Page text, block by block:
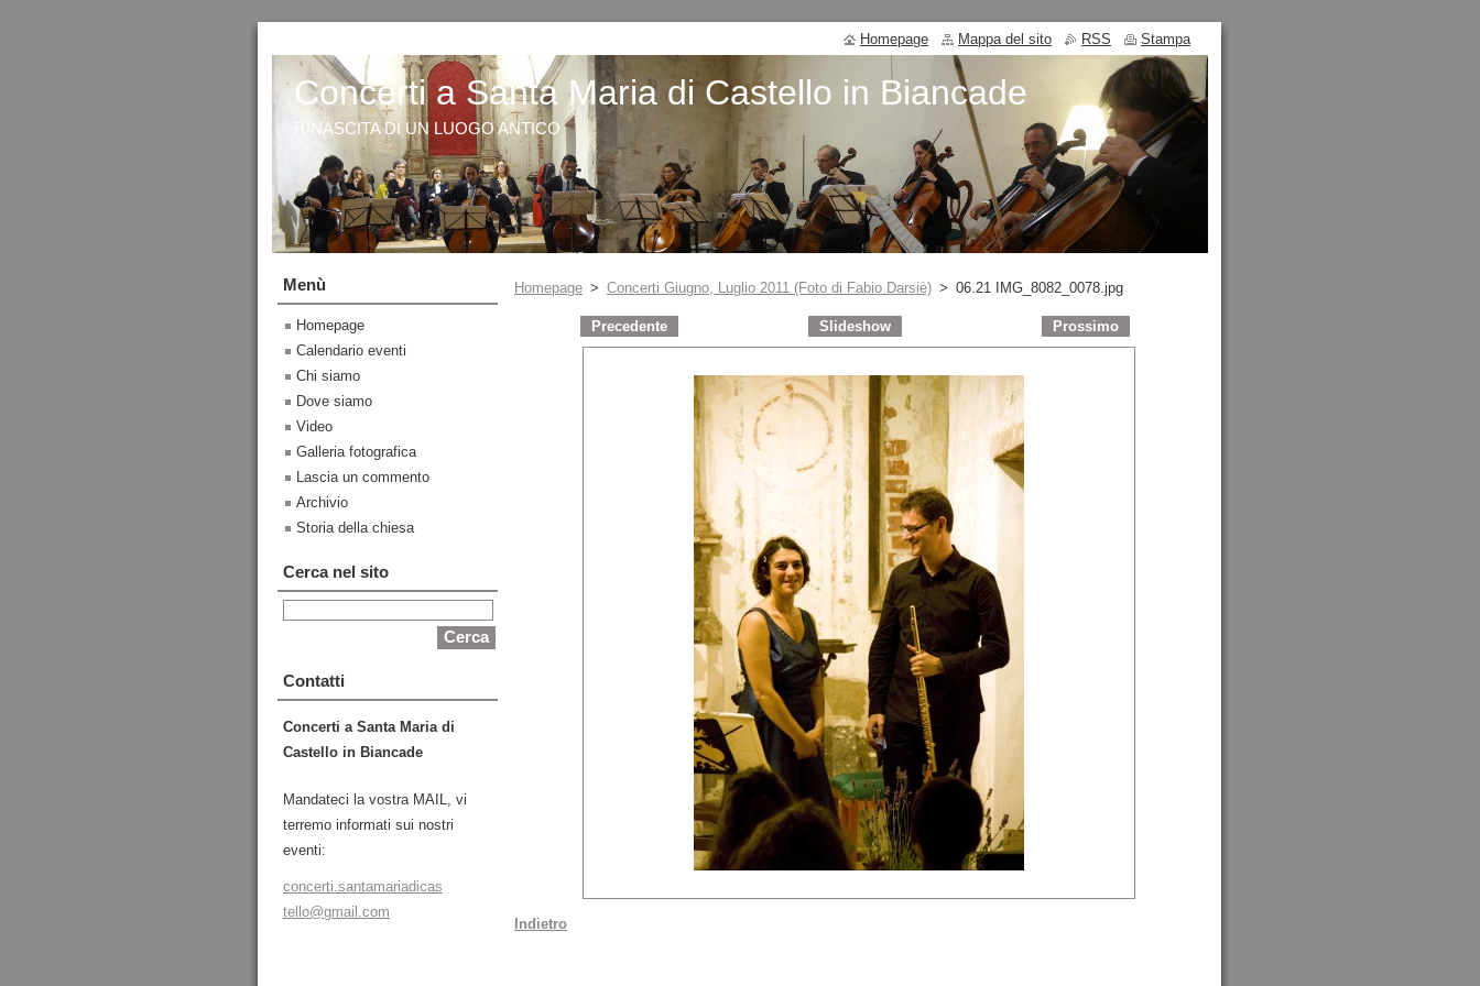
Concerti a Santa Maria di Castello in Biancade
RINASCITA DI UN LUOGO ANTICO
Homepage > Concerti Giugno, Luglio 2011 (Foto di Fabio Darsiè) > 06.21 IMG_8082_0078.jpg
Precedente Slideshow Prossimo
Indietro
Menù
Homepage
Calendario eventi
Chi siamo
Dove siamo
Video
Galleria fotografica
Lascia un commento
Archivio
Storia della chiesa
Cerca nel sito
Contatti
Concerti a Santa Maria di
Castello in Biancade
Mandateci la vostra MAIL, vi
terremo informati sui nostri
eventi:
concerti.santamariadicas
tello@gmail.com
Homepage Mappa del sito RSS Stampa